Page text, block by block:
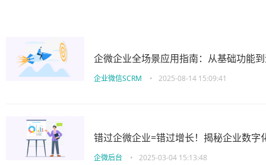
企微企业全场景应用指南：从基础功能
企业微信SCRM • 2025-08-14 15:09:41
错过企微企业=错过增长！揭秘企业数字
企微后台 • 2025-03-04 15:13:48